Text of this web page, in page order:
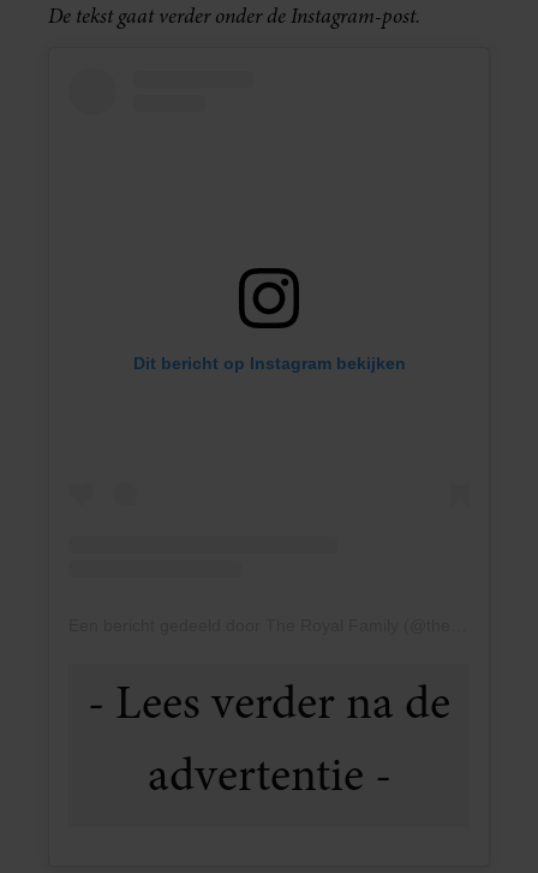
De tekst gaat verder onder de Instagram-post.
Dit bericht op Instagram bekijken